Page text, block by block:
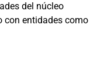
del núcleo
con entidades como